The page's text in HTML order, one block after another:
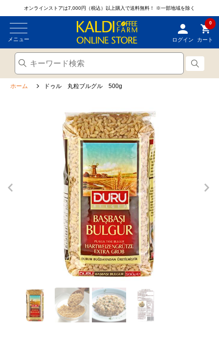
オンラインストアは7,000円（税込）以上購入で送料無料！ ※一部地域を除く
メニュー ログイン
0
カート
ホーム ドゥル 丸粒ブルグル 500g